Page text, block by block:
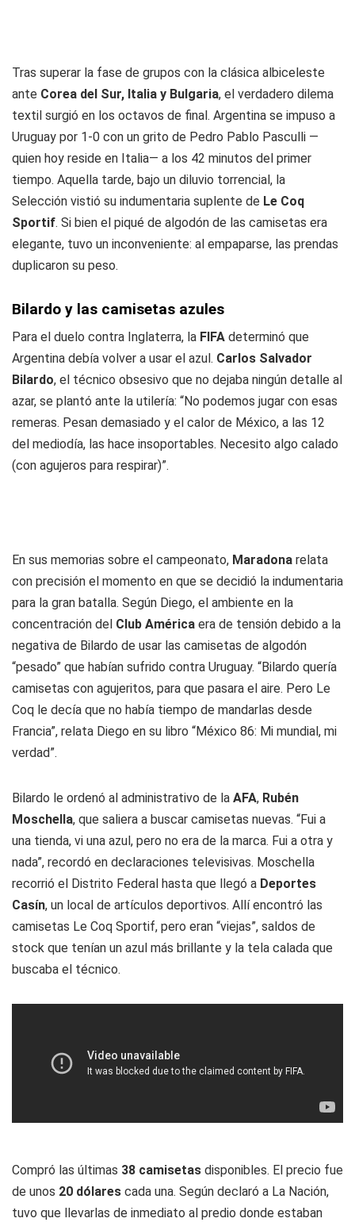
Tras superar la fase de grupos con la clásica albiceleste
ante Corea del Sur, Italia y Bulgaria, el verdadero dilema
textil surgió en los octavos de final. Argentina se impuso a
Uruguay por 1-0 con un grito de Pedro Pablo Pasculli —
quien hoy reside en Italia— a los 42 minutos del primer
tiempo. Aquella tarde, bajo un diluvio torrencial, la
Selección vistió su indumentaria suplente de Le Coq
Sportif. Si bien el piqué de algodón de las camisetas era
elegante, tuvo un inconveniente: al empaparse, las prendas
duplicaron su peso.
Bilardo y las camisetas azules
Para el duelo contra Inglaterra, la FIFA determinó que
Argentina debía volver a usar el azul. Carlos Salvador
Bilardo, el técnico obsesivo que no dejaba ningún detalle al
azar, se plantó ante la utilería: “No podemos jugar con esas
remeras. Pesan demasiado y el calor de México, a las 12
del mediodía, las hace insoportables. Necesito algo calado
(con agujeros para respirar)”.
En sus memorias sobre el campeonato, Maradona relata
con precisión el momento en que se decidió la indumentaria
para la gran batalla. Según Diego, el ambiente en la
concentración del Club América era de tensión debido a la
negativa de Bilardo de usar las camisetas de algodón
“pesado” que habían sufrido contra Uruguay. “Bilardo quería
camisetas con agujeritos, para que pasara el aire. Pero Le
Coq le decía que no había tiempo de mandarlas desde
Francia”, relata Diego en su libro “México 86: Mi mundial, mi
verdad”.
Bilardo le ordenó al administrativo de la AFA, Rubén
Moschella, que saliera a buscar camisetas nuevas. “Fui a
una tienda, vi una azul, pero no era de la marca. Fui a otra y
nada”, recordó en declaraciones televisivas. Moschella
recorrió el Distrito Federal hasta que llegó a Deportes
Casín, un local de artículos deportivos. Allí encontró las
camisetas Le Coq Sportif, pero eran “viejas”, saldos de
stock que tenían un azul más brillante y la tela calada que
buscaba el técnico.
Compró las últimas 38 camisetas disponibles. El precio fue
de unos 20 dólares cada una. Según declaró a La Nación,
tuvo que llevarlas de inmediato al predio donde estaban